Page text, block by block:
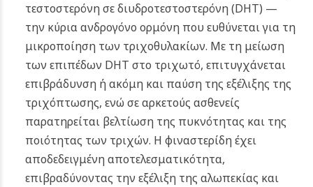
τεστοστερόνη σε διυδροτεστοστερόνη (DHT) —
την κύρια ανδρογόνο ορμόνη που ευθύνεται για τη
μικροποίηση των τριχοθυλακίων. Με τη μείωση
των επιπέδων DHT στο τριχωτό, επιτυγχάνεται
επιβράδυνση ή ακόμη και παύση της εξέλιξης της
τριχόπτωσης, ενώ σε αρκετούς ασθενείς
παρατηρείται βελτίωση της πυκνότητας και της
ποιότητας των τριχών. Η φιναστερίδη έχει
αποδεδειγμένη αποτελεσματικότητα,
επιβραδύνοντας την εξέλιξη της αλωπεκίας και